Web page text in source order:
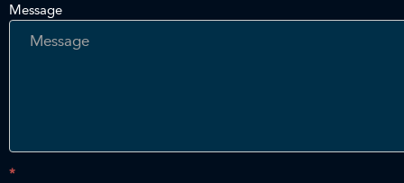
Message
*